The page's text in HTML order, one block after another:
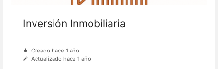
Inversión Inmobiliaria
Creado hace 1 año
Actualizado hace 1 año